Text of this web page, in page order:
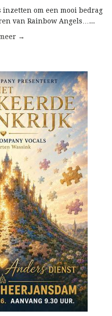
inzetten om een mooi bedrag
van Rainbow Angels…...
→